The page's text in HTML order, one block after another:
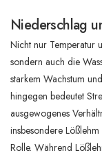
Niederschlag
Nicht nur Temperatur
sondern auch die
starkem Wachstum
hingegen bedeutet
ausgewogenes
insbesondere
Rolle. Während